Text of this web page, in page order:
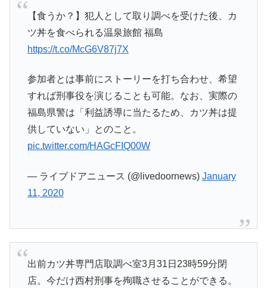
【食うか？】犯人として取り調べを受けた後、カ
ツ丼を食べられる温泉旅館 福島
https://t.co/McG6V87j7X
参加者とは事前にストーリーを打ち合わせ、希望
すれば刑事役を演じることも可能。なお、実際の
福島県警は「利益誘導に当たるため、カツ丼は提
供していない」とのこと。
pic.twitter.com/HAGcFIQ00W
— ライブドアニュース (@livedoornews) January
11, 2020
出前カツ丼専門店取調べ室3月31日23時59分閉
店。今だけ西村刑事を殉職させることができる。